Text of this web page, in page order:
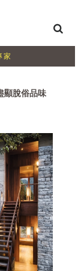
家
顯脫俗品味